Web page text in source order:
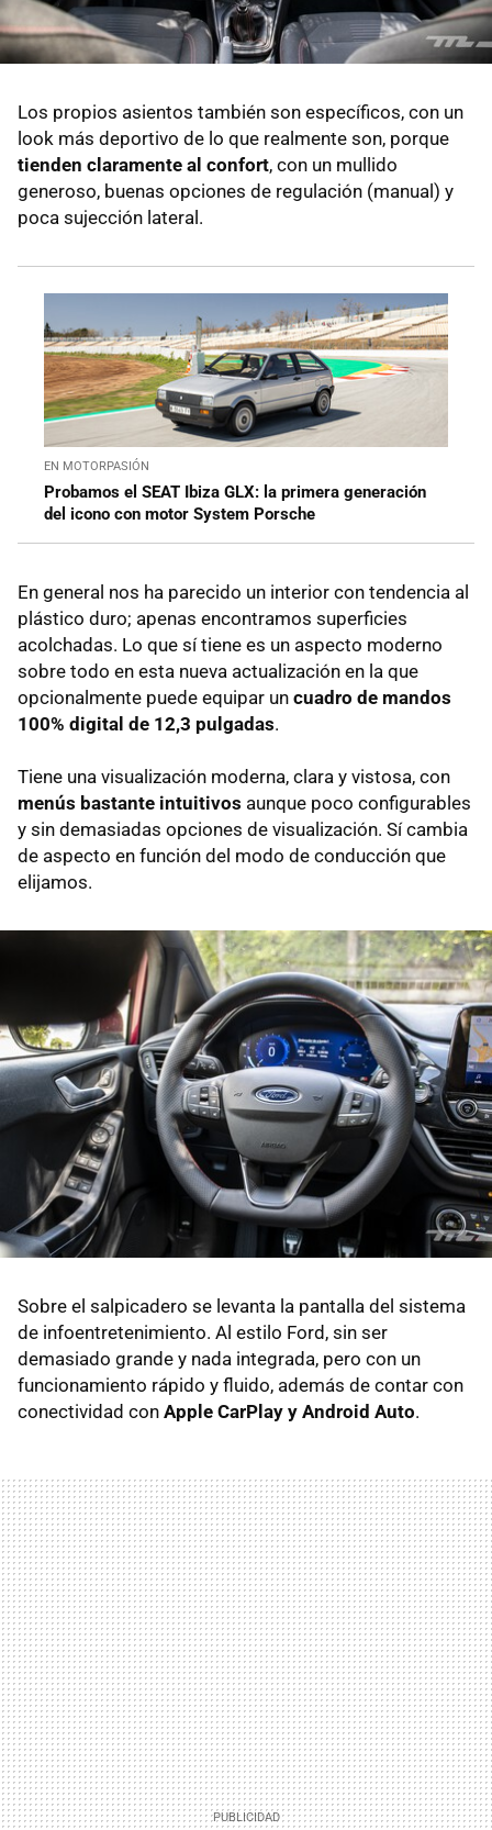
Los propios asientos también son específicos, con un
look más deportivo de lo que realmente son, porque
tienden claramente al confort, con un mullido
generoso, buenas opciones de regulación (manual) y
poca sujección lateral.
EN MOTORPASIÓN
Probamos el SEAT Ibiza GLX: la primera generación
del icono con motor System Porsche
En general nos ha parecido un interior con tendencia al
plástico duro; apenas encontramos superficies
acolchadas. Lo que sí tiene es un aspecto moderno
sobre todo en esta nueva actualización en la que
opcionalmente puede equipar un cuadro de mandos
100% digital de 12,3 pulgadas.
Tiene una visualización moderna, clara y vistosa, con
menús bastante intuitivos aunque poco configurables
y sin demasiadas opciones de visualización. Sí cambia
de aspecto en función del modo de conducción que
elijamos.
Sobre el salpicadero se levanta la pantalla del sistema
de infoentretenimiento. Al estilo Ford, sin ser
demasiado grande y nada integrada, pero con un
funcionamiento rápido y fluido, además de contar con
conectividad con Apple CarPlay y Android Auto.